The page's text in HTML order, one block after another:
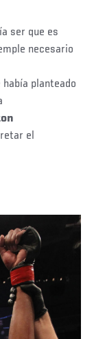
ser que es
necesario
planteado
el